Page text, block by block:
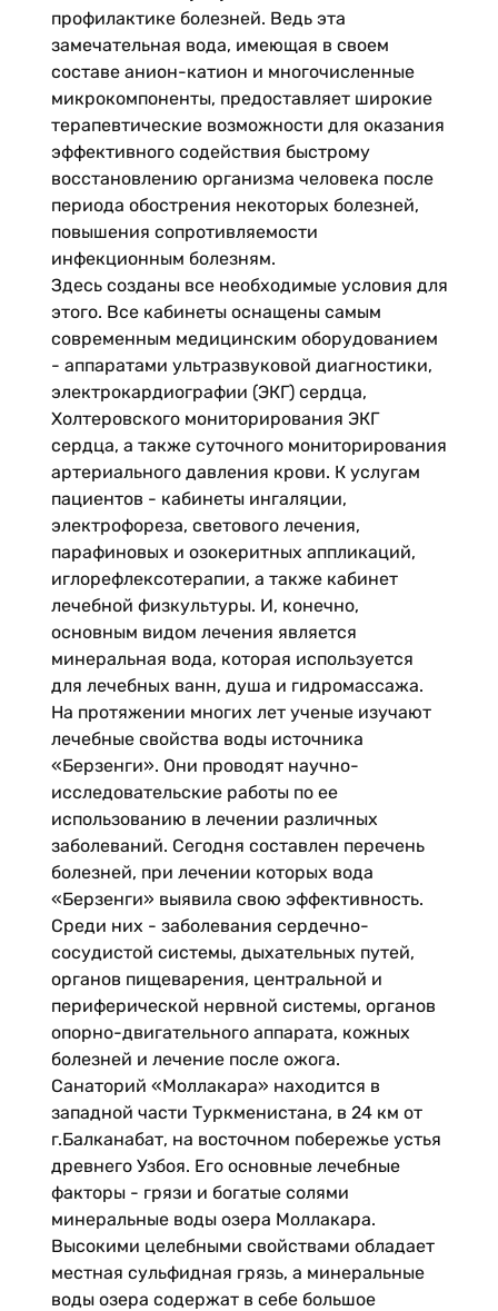
профилактике болезней. Ведь эта
замечательная вода, имеющая в своем
составе анион-катион и многочисленные
микрокомпоненты, предоставляет широкие
терапевтические возможности для оказания
эффективного содействия быстрому
восстановлению организма человека после
периода обострения некоторых болезней,
повышения сопротивляемости
инфекционным болезням.
Здесь созданы все необходимые условия для
этого. Все кабинеты оснащены самым
современным медицинским оборудованием
- аппаратами ультразвуковой диагностики,
электрокардиографии (ЭКГ) сердца,
Холтеровского мониторирования ЭКГ
сердца, а также суточного мониторирования
артериального давления крови. К услугам
пациентов - кабинеты ингаляции,
электрофореза, светового лечения,
парафиновых и озокеритных аппликаций,
иглорефлексотерапии, а также кабинет
лечебной физкультуры. И, конечно,
основным видом лечения является
минеральная вода, которая используется
для лечебных ванн, душа и гидромассажа.
На протяжении многих лет ученые изучают
лечебные свойства воды источника
«Берзенги». Они проводят научно-
исследовательские работы по ее
использованию в лечении различных
заболеваний. Сегодня составлен перечень
болезней, при лечении которых вода
«Берзенги» выявила свою эффективность.
Среди них - заболевания сердечно-
сосудистой системы, дыхательных путей,
органов пищеварения, центральной и
периферической нервной системы, органов
опорно-двигательного аппарата, кожных
болезней и лечение после ожога.
Санаторий «Моллакара» находится в
западной части Туркменистана, в 24 км от
г.Балканабат, на восточном побережье устья
древнего Узбоя. Его основные лечебные
факторы - грязи и богатые солями
минеральные воды озера Моллакара.
Высокими целебными свойствами обладает
местная сульфидная грязь, а минеральные
воды озера содержат в себе большое